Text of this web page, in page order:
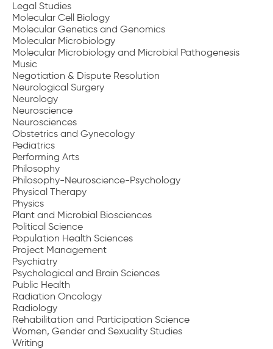
Legal Studies
Molecular Cell Biology
Molecular Genetics and Genomics
Molecular Microbiology
Molecular Microbiology and Microbial Pathogenesis
Music
Negotiation & Dispute Resolution
Neurological Surgery
Neurology
Neuroscience
Neurosciences
Obstetrics and Gynecology
Pediatrics
Performing Arts
Philosophy
Philosophy-Neuroscience-Psychology
Physical Therapy
Physics
Plant and Microbial Biosciences
Political Science
Population Health Sciences
Project Management
Psychiatry
Psychological and Brain Sciences
Public Health
Radiation Oncology
Radiology
Rehabilitation and Participation Science
Women, Gender and Sexuality Studies
Writing